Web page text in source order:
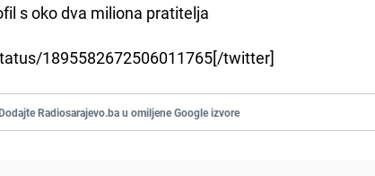
s oko dva miliona pratitelja
1895582672506011765[/twitter]
Radiosarajevo.ba u omiljene Google izvore